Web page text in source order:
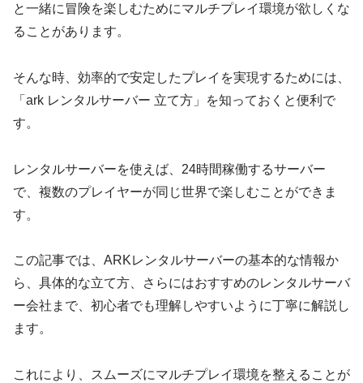
と一緒に冒険を楽しむためにマルチプレイ環境が欲しくな
ることがあります。
そんな時、効率的で安定したプレイを実現するためには、
「ark レンタルサーバー 立て方」を知っておくと便利で
す。
レンタルサーバーを使えば、24時間稼働するサーバー
で、複数のプレイヤーが同じ世界で楽しむことができま
す。
この記事では、ARKレンタルサーバーの基本的な情報か
ら、具体的な立て方、さらにはおすすめのレンタルサーバ
ー会社まで、初心者でも理解しやすいように丁寧に解説し
ます。
これにより、スムーズにマルチプレイ環境を整えることが